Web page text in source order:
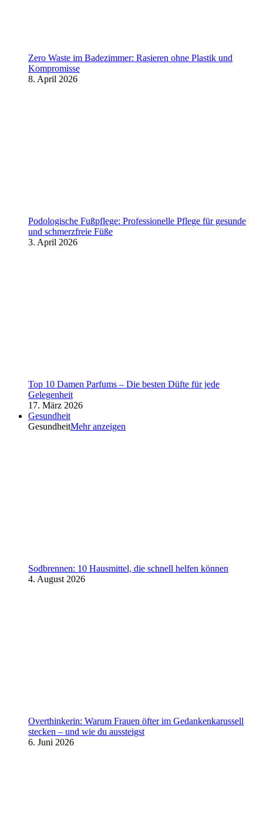
Zero Waste im Badezimmer: Rasieren ohne Plastik und
Kompromisse
8. April 2026
Podologische Fußpflege: Professionelle Pflege für gesunde
und schmerzfreie Füße
3. April 2026
Top 10 Damen Parfums – Die besten Düfte für jede
Gelegenheit
17. März 2026
Gesundheit
GesundheitMehr anzeigen
Sodbrennen: 10 Hausmittel, die schnell helfen können
4. August 2026
Overthinkerin: Warum Frauen öfter im Gedankenkarussell
stecken – und wie du aussteigst
6. Juni 2026